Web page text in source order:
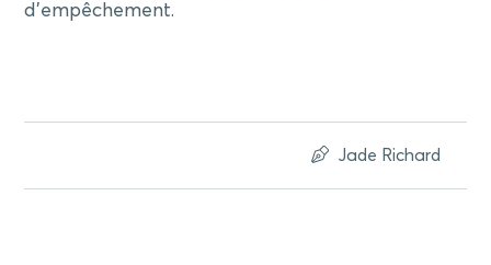
d’empêchement.
Jade Richard